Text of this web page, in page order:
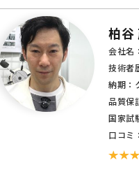
柏谷
会社名：
技術者
納期：
品質保
国家試
口コミ：